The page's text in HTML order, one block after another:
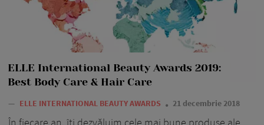
ELLE International Beauty Awards 2019:
Best Body Care & Hair Care
— ELLE INTERNATIONAL BEAUTY AWARDS 21 decembrie 2018
În fiecare an, îți dezvăluim cele mai bune produse ale